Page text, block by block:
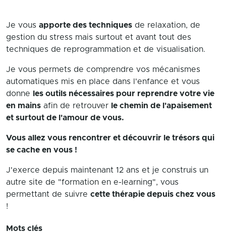
Je vous apporte des techniques de relaxation, de
gestion du stress mais surtout et avant tout des
techniques de reprogrammation et de visualisation.
Je vous permets de comprendre vos mécanismes
automatiques mis en place dans l'enfance et vous
donne
les outils nécessaires pour reprendre votre vie
en mains afin de retrouver le chemin de l'apaisement
et surtout de l'amour de vous.
Vous allez vous rencontrer et découvrir le trésors qui
se cache en vous !
J'exerce depuis maintenant 12 ans et je construis un
autre site de "formation en e-learning", vous
permettant de suivre cette thérapie depuis chez vous
!
Mots clés